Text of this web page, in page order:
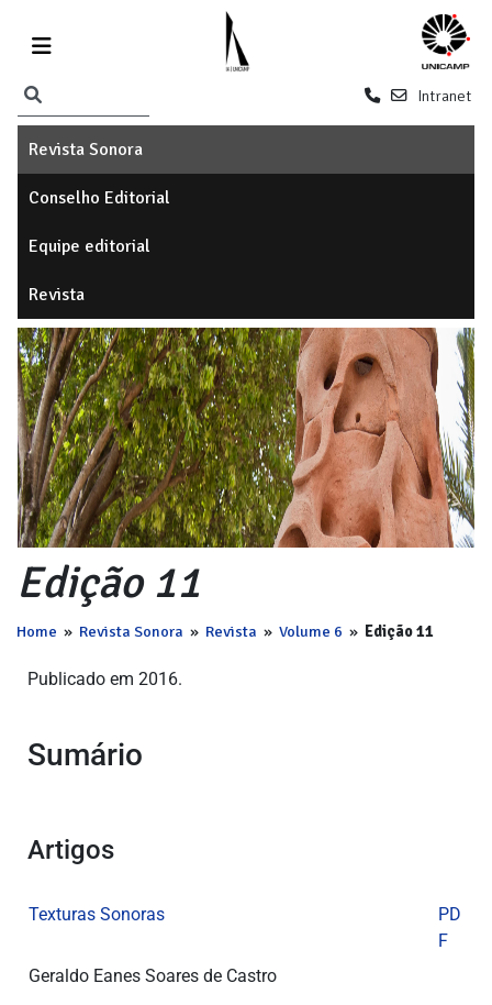
Intranet
Revista Sonora
Conselho Editorial
Equipe editorial
Revista
Edição 11
Home » Revista Sonora » Revista » Volume 6 » Edição 11
Publicado em 2016.
Sumário
Artigos
Texturas Sonoras
PD
F
Geraldo Eanes Soares de Castro